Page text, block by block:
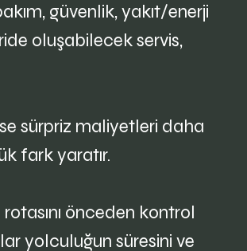
güvenlik, yakıt/enerji
oluşabilecek servis,
sürpriz maliyetleri daha
fark yaratır.
önceden kontrol
yolculuğun süresini ve